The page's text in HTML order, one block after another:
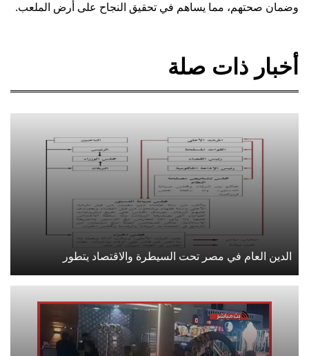
وضمان صحتهم، مما يساهم في تحقيق النجاح على أرض الملعب.
أخبار ذات صلة
الدين العام في مصر تحت السيطرة والاقتصاد يتطور